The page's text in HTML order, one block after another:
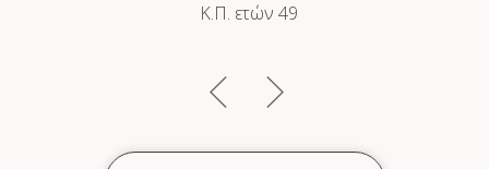
Κ.Π. ετών 49